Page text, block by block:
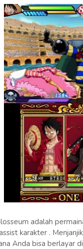
adalah
karakter .
Anda bisa berlayar